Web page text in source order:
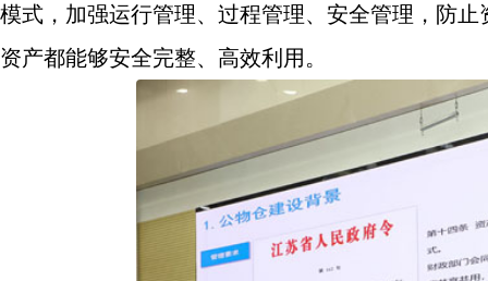
模式，加强运行管理、过程管理、安全管理，防
资产都能够安全完整、高效利用。